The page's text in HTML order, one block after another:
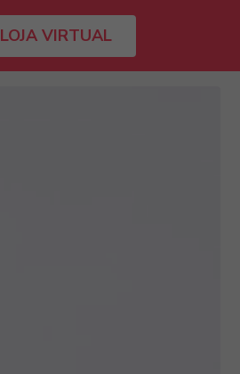
LOJA VIRTUAL